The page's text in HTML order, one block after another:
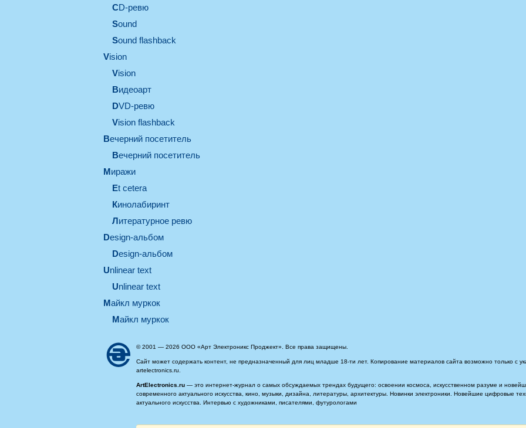
CD-ревю
sound
Sound flashback
vision
vision
видеоарт
DVD-ревю
Vision flashback
вечерний посетитель
вечерний посетитель
миражи
et cetera
кинолабиринт
литературное ревю
design-альбом
design-альбом
unlinear text
Unlinear text
майкл муркок
майкл муркок
© 2001 — 2026 ООО «Арт Электроникс Проджект». Все права защищены.
Сайт может содержать контент, не предназначенный для лиц младше 18-ти лет. Копирование материалов сайта возможно только с
artelectronics.ru.
ArtElectronics.ru — это интернет-журнал о самых обсуждаемых трендах будущего: освоении космоса, искусственном разуме и
современного актуального искусства, кино, музыки, дизайна, литературы, архитектуры. Новинки электроники. Новейшие цифровые
актуального искусства. Интервью с художниками, писателями, футурологами